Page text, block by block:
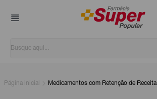
Página inicial Medicamentos com Retenção de Receita